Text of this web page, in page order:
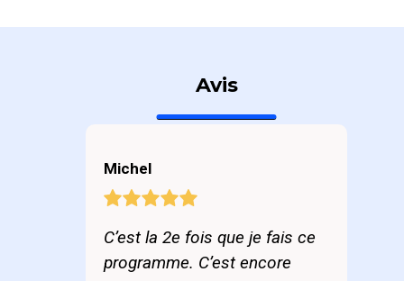
Avis
Michel
C’est la 2e fois que je fais ce
programme. C’est encore